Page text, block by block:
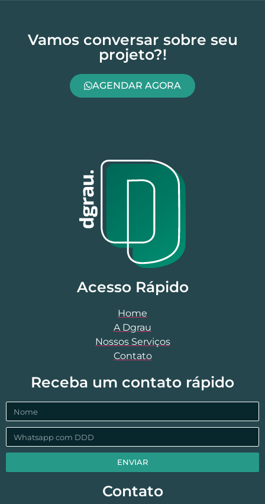
Vamos conversar sobre seu
projeto?!
AGENDAR AGORA
Acesso Rápido
Home
A Dgrau
Nossos Serviços
Contato
Receba um contato rápido
ENVIAR
Contato